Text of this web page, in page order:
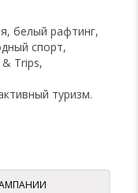
белый рафтинг,
спорт,
Trips,
туризм.